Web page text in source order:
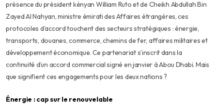
présence du président kényan William Ruto et de Cheikh Abdullah Bin
Zayed Al Nahyan, ministre émirati des Affaires étrangères, ces
protocoles d’accord touchent des secteurs stratégiques : énergie,
transports, douanes, commerce, chemins de fer, affaires militaires et
développement économique. Ce partenariat s’inscrit dans la
continuité d’un accord commercial signé en janvier à Abou Dhabi. Mais
que signifient ces engagements pour les deux nations ?
Énergie : cap sur le renouvelable